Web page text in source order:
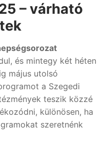
– várható
és mintegy két héten
május utolsó
a Szegedi
teszik közzé
különösen, ha
szeretnénk